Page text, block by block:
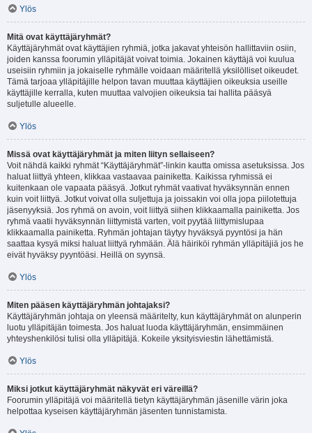
Ylös
Mitä ovat käyttäjäryhmät?
Käyttäjäryhmät ovat käyttäjien ryhmiä, jotka jakavat yhteisön hallittaviin osiin,
joiden kanssa foorumin ylläpitäjät voivat toimia. Jokainen käyttäjä voi kuulua
useisiin ryhmiin ja jokaiselle ryhmälle voidaan määritellä yksilölliset oikeudet.
Tämä tarjoaa ylläpitäjille helpon tavan muuttaa käyttäjien oikeuksia useille
käyttäjille kerralla, kuten muuttaa valvojien oikeuksia tai hallita pääsyä
suljetulle alueelle.
Ylös
Missä ovat käyttäjäryhmät ja miten liityn sellaiseen?
Voit nähdä kaikki ryhmät “Käyttäjäryhmät”-linkin kautta omissa asetuksissa. Jos
haluat liittyä yhteen, klikkaa vastaavaa painiketta. Kaikissa ryhmissä ei
kuitenkaan ole vapaata pääsyä. Jotkut ryhmät vaativat hyväksynnän ennen
kuin voit liittyä. Jotkut voivat olla suljettuja ja joissakin voi olla jopa piilotettuja
jäsenyyksiä. Jos ryhmä on avoin, voit liittyä siihen klikkaamalla painiketta. Jos
ryhmä vaatii hyväksynnän liittymistä varten, voit pyytää liittymislupaa
klikkaamalla painiketta. Ryhmän johtajan täytyy hyväksyä pyyntösi ja hän
saattaa kysyä miksi haluat liittyä ryhmään. Älä häiriköi ryhmän ylläpitäjiä jos he
eivät hyväksy pyyntöäsi. Heillä on syynsä.
Ylös
Miten pääsen käyttäjäryhmän johtajaksi?
Käyttäjäryhmän johtaja on yleensä määritelty, kun käyttäjäryhmät on alunperin
luotu ylläpitäjän toimesta. Jos haluat luoda käyttäjäryhmän, ensimmäinen
yhteyshenkilösi tulisi olla ylläpitäjä. Kokeile yksityisviestin lähettämistä.
Ylös
Miksi jotkut käyttäjäryhmät näkyvät eri väreillä?
Foorumin ylläpitäjä voi määritellä tietyn käyttäjäryhmän jäsenille värin joka
helpottaa kyseisen käyttäjäryhmän jäsenten tunnistamista.